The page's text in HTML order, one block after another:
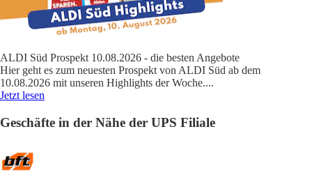
ALDI Süd Prospekt 10.08.2026 - die besten Angebote
Hier geht es zum neuesten Prospekt von ALDI Süd ab dem
10.08.2026 mit unseren Highlights der Woche....
Jetzt lesen
Geschäfte in der Nähe der UPS Filiale